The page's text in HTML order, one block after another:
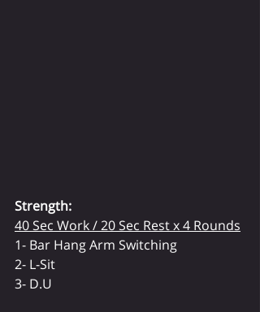
Strength:
40 Sec Work / 20 Sec Rest x 4 Rounds
1- Bar Hang Arm Switching
2- L-Sit
3- D.U